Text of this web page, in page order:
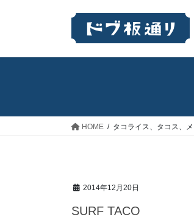
HOME タコライス、タコス、
2014年12月20日
SURF TACO